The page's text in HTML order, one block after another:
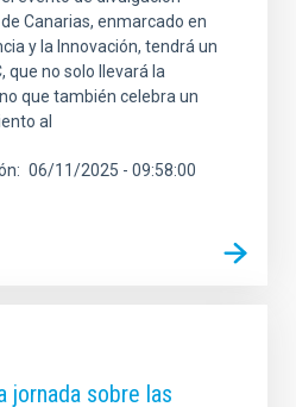
Canarias, enmarcado en
y la Innovación, tendrá un
que no solo llevará la
que también celebra un
al
06/11/2025 - 09:58:00
jornada sobre las